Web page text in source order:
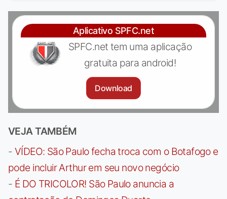
Aplicativo SPFC.net
SPFC.net tem uma aplicação
gratuita para android!
Download
VEJA TAMBÉM
- VÍDEO: São Paulo fecha troca com o Botafogo e
pode incluir Arthur em seu novo negócio
- É DO TRICOLOR! São Paulo anuncia a